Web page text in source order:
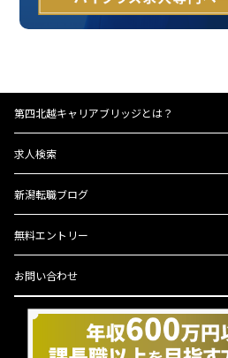
第四北越キャリアブリッジとは？
－UIターンをお考えの方へ
求人検索
Q＆A
新潟転職ブログ
プライバシーポリシー
無料エントリー
お問い合わせ